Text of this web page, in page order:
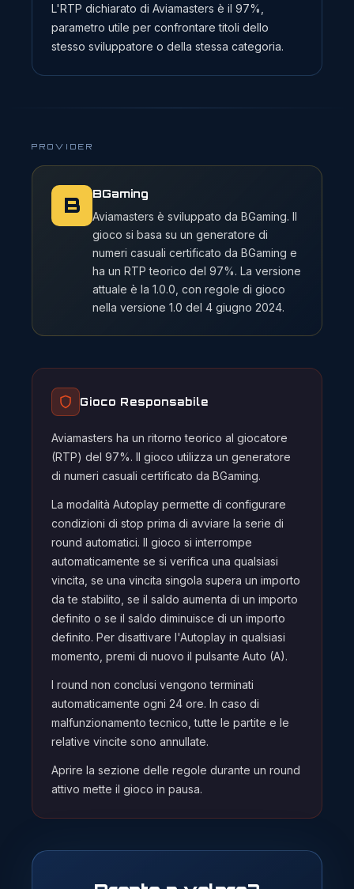
L'RTP dichiarato di Aviamasters è il 97%,
parametro utile per confrontare titoli dello
stesso sviluppatore o della stessa categoria.
PROVIDER
B
BGaming
Aviamasters è sviluppato da BGaming. Il
gioco si basa su un generatore di
numeri casuali certificato da BGaming e
ha un RTP teorico del 97%. La versione
attuale è la 1.0.0, con regole di gioco
nella versione 1.0 del 4 giugno 2024.
Gioco Responsabile
Aviamasters ha un ritorno teorico al giocatore
(RTP) del 97%. Il gioco utilizza un generatore
di numeri casuali certificato da BGaming.
La modalità Autoplay permette di configurare
condizioni di stop prima di avviare la serie di
round automatici. Il gioco si interrompe
automaticamente se si verifica una qualsiasi
vincita, se una vincita singola supera un importo
da te stabilito, se il saldo aumenta di un importo
definito o se il saldo diminuisce di un importo
definito. Per disattivare l'Autoplay in qualsiasi
momento, premi di nuovo il pulsante Auto (A).
I round non conclusi vengono terminati
automaticamente ogni 24 ore. In caso di
malfunzionamento tecnico, tutte le partite e le
relative vincite sono annullate.
Aprire la sezione delle regole durante un round
attivo mette il gioco in pausa.